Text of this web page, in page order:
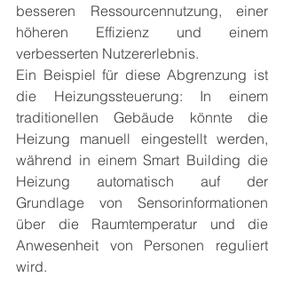
besseren Ressourcennutzung, einer
höheren Effizienz und einem
verbesserten Nutzererlebnis.
Ein Beispiel für diese Abgrenzung ist
die Heizungssteuerung: In einem
traditionellen Gebäude könnte die
Heizung manuell eingestellt werden,
während in einem Smart Building die
Heizung automatisch auf der
Grundlage von Sensorinformationen
über die Raumtemperatur und die
Anwesenheit von Personen reguliert
wird.